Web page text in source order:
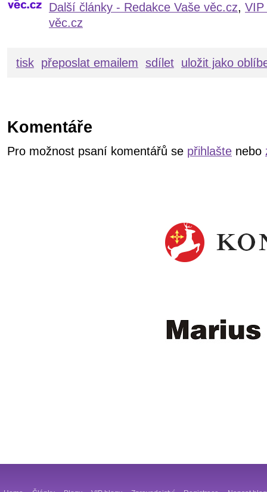
Další články - Redakce Vaše věc.cz, VIP
věc.cz
tisk přeposlat emailem sdílet uložit jako
Komentáře
Pro možnost psaní komentářů se přihlašte nebo